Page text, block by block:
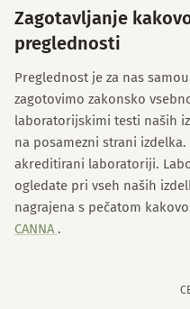
Zagotavljanje
preglednosti
Preglednost je za nas
zagotovimo zakonsko
laboratorijskimi testi naših
na posamezni strani
akreditirani laboratoriji.
ogledate pri vseh naših
nagrajena s pečatom
CANNA .